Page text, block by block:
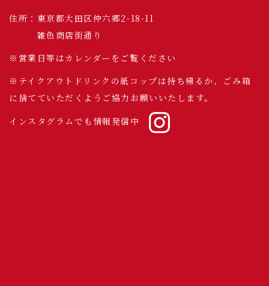
住所：東京都大田区仲六郷2-18-11
雑色商店街通り
※営業日等はカレンダーをご覧ください
※テイクアウトドリンクの紙コップは持ち帰るか、ごみ箱
に捨てていただくようご協力お願いいたします。
インスタグラムでも情報発信中